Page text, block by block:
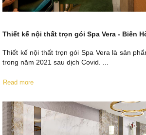
Thiết kế nội thất trọn gói Spa Vera - Biên
Thiết kế nội thất trọn gói Spa Vera là sản
trong năm 2021 sau dịch Covid. ...
Read more